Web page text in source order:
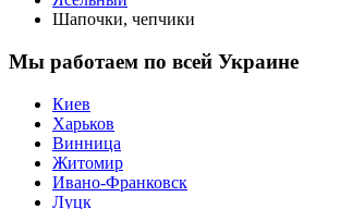
Шапочки, чепчики
Мы работаем по всей Украине
Киев
Харьков
Винница
Житомир
Ивано-Франковск
Луцк